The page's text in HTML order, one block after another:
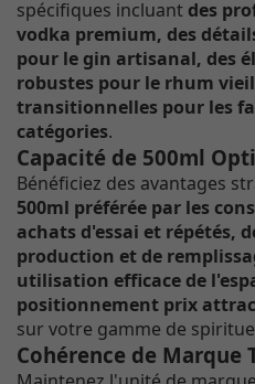
spécifiques incluant des
vodka premium, des
pour le gin artisanal, des
robustes pour le rhum
transitionnelles pour les
catégories.
Capacité de 500ml
Bénéficiez des avantages
500ml préférée par les
achats d'essai et répétés,
production et de
utilisation efficace de
positionnement prix
sur votre gamme de
Cohérence de Marque